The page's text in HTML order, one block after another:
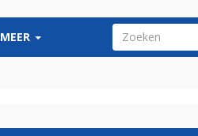
MEER ZOEKVELD